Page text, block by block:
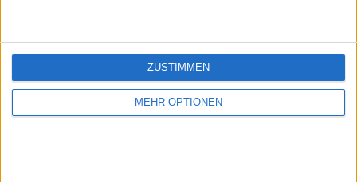
MEHR OPTIONEN
ZUSTIMMEN